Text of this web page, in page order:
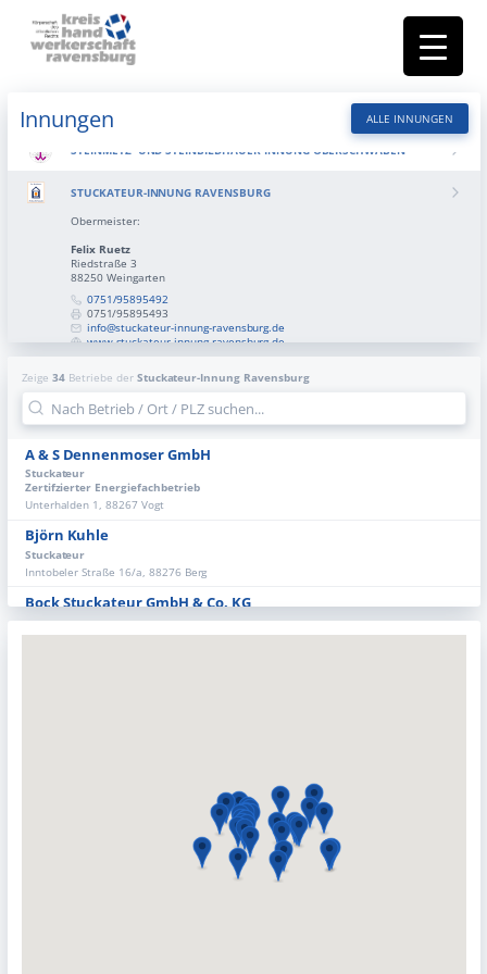
Innungen ALLE INNUNGEN
RAUMAUSSTATTER-INNUNG RAVENSBURG
SANITÄR-HEIZUNG-KLIMA-INNUNG RAVENSBURG
STEINMETZ- UND STEINBILDHAUER-INNUNG OBERSCHWABEN
STUCKATEUR-INNUNG RAVENSBURG
Obermeister:
Felix Ruetz
Riedstraße 3
88250 Weingarten
0751/95895492
0751/95895493
info@stuckateur-innung-ravensburg.de
www.stuckateur-innung-ravensburg.de
VORSTAND
FACHBETRIEBE "LEICHTER LEBEN"
Zeige34 Betriebe der Stuckateur-Innung Ravensburg
A & S Dennenmoser GmbH
Stuckateur
Zertifzierter Energiefachbetrieb
Unterhalden 1, 88267 Vogt
Björn Kuhle
Stuckateur
Inntobeler Straße 16/a, 88276 Berg
Bock Stuckateur GmbH & Co. KG
Stuckateur
Boscherhof 6, 88263 Horgenzell
Daniel Dvorak Stuckateurmeister
Zertifzierter Energiefachbetrieb
Schachener Str. 90, 88255 Baindt